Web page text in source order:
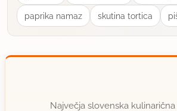
paprika namaz skutina tortica
Največja slovenska